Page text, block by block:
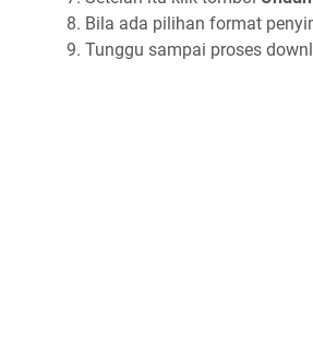
Bila ada pilihan format
Tunggu sampai proses